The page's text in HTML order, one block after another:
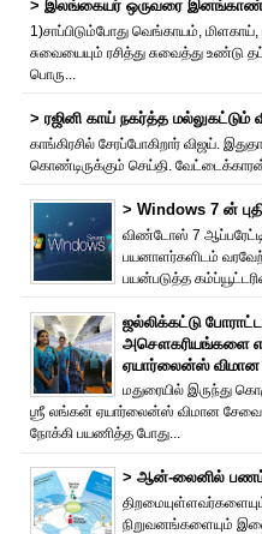
> இலங்கையர் ஒருவரை
1)சாப்பிடும்போது வெங்காயம்,
சுவையையும் ரசித்து சுவைத்து உண்டு
பொரு...
> ரஜினி காய் நகர்த்த மல்லுகட்டும்
காங்கிரசில் சேரப்போகிறார் விஜய்.
கொண்டிருக்கும் செய்தி. வேட்டைக்காரன்
> Windows 7 ன்
விண்டோஸ் 7
பயனாளர்களிடம்
பயன்படுத்த
ஜல்லிக்கட்டு
அசௌகரியங்களை
ஏயார்லைன்ஸ்
மதுரையில் இருந்து
ஶ்ரீ லங்கன் ஏயார்லைன்ஸ் விமான
நோக்கி பயணித்த போது...
> ஆன்-லைனில் பணம்
நிறுவனங்களையும்